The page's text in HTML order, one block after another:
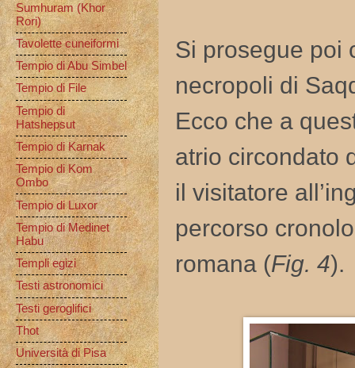
Si prosegue poi
necropoli di
Ecco che a
atrio circondato
il visitatore
percorso
romana (Fig. 4).
Sumhuram (Khor
Rori)
Tavolette cuneiformi
Tempio di Abu Simbel
Tempio di File
Tempio di
Hatshepsut
Tempio di Karnak
Tempio di Kom
Ombo
Tempio di Luxor
Tempio di Medinet
Habu
Templi egizi
Testi astronomici
Testi geroglifici
Thot
Università di Pisa